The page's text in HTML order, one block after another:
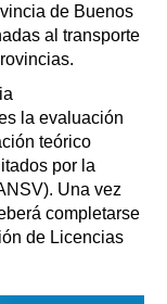
de Buenos
al transporte
la evaluación
teórico
por la
Una vez
completarse
de Licencias